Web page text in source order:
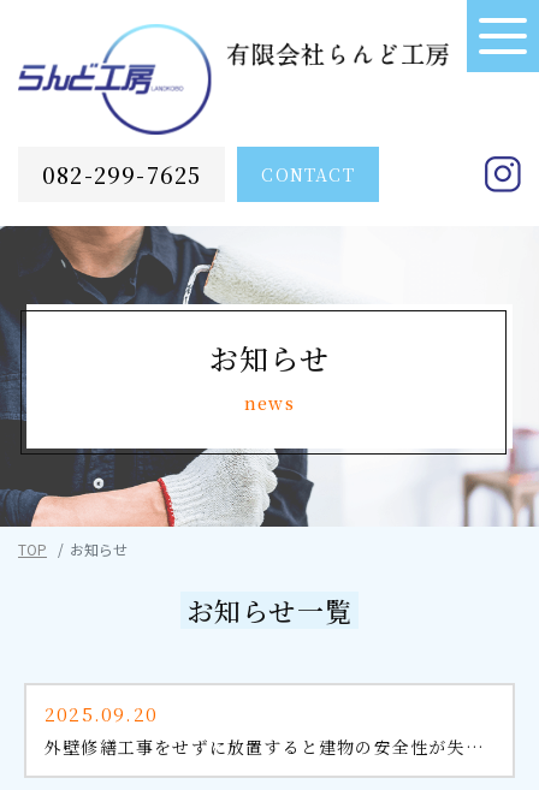
082-299-7625 CONTACT
お知らせ
news
TOP お知らせ
お知らせ一覧
2025.09.20
外壁修繕工事をせずに放置すると建物の安全性が失われる？